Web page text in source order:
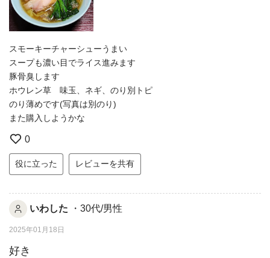
スモーキーチャーシューうまい
スープも濃い目でライス進みます
豚骨臭します
ホウレン草 味玉、ネギ、のり別トピ
のり薄めです(写真は別のり)
また購入しようかな
0
役に立った レビューを共有
いわした ・30代/男性
2025年01月18日
好き